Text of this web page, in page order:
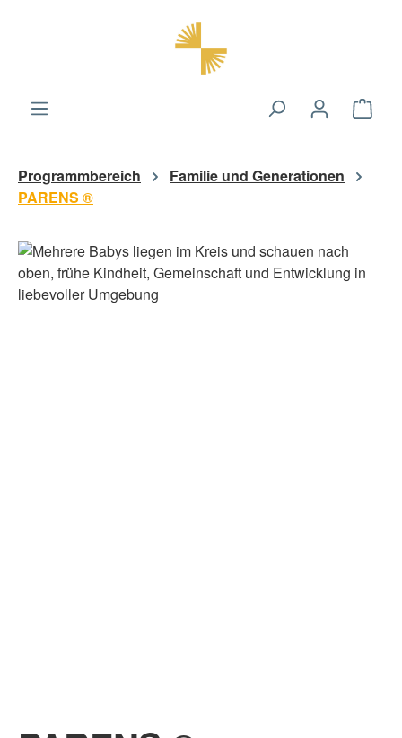
Programmbereich
Familie und Generationen
PARENS ®